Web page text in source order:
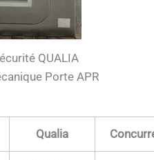
QUALIA
Porte APR
Qualia